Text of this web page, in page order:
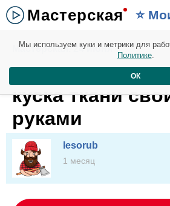
Мастерская ⭐️
Мастерская. 24 июня
2 изделия из
куска ткани
руками
lesorub
1 месяц
Мы используем куки и метрики для
Политике.
ОК